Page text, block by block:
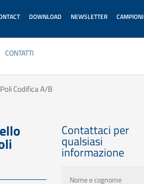
DOWNLOAD NEWSLETTER CAMPIONI
CONTATTI
Codifica A/B
Contattaci per
qualsiasi
informazione